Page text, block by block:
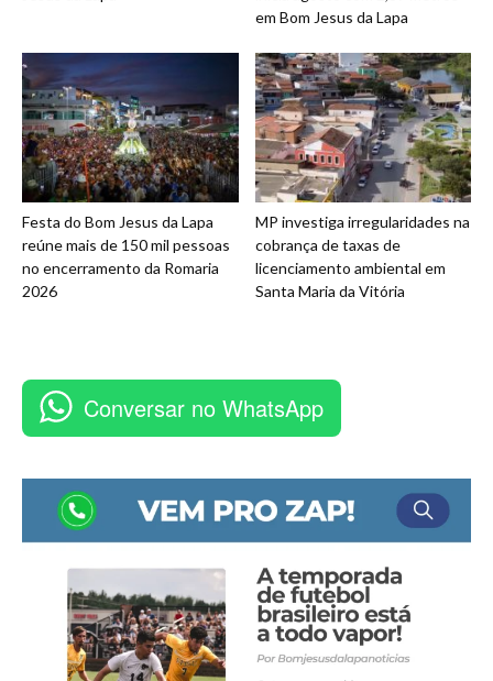
em Bom Jesus da Lapa
Festa do Bom Jesus da Lapa
reúne mais de 150 mil pessoas
no encerramento da Romaria
2026
MP investiga irregularidades na
cobrança de taxas de
licenciamento ambiental em
Santa Maria da Vitória
Conversar no WhatsApp